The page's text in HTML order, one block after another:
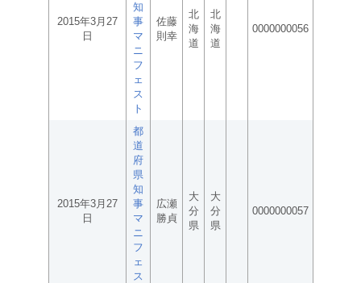
2015年3月27
日
知
事
マ
ニ
フ
ェ
ス
ト
佐藤
則幸
北
海
道
北
海
道
0000000056
2015年3月27
日
都
道
府
県
知
事
マ
ニ
フ
ェ
ス
広瀬
勝貞
大
分
県
大
分
県
0000000057